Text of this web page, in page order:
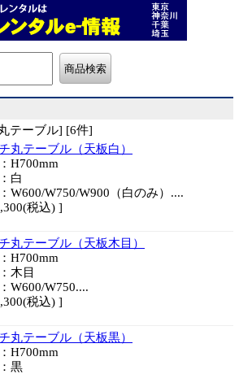
テーブル] [6件]
丸テーブル（天板白）
H700mm
白
W600/W750/W900（白のみ）....
税込) ]
丸テーブル（天板木目）
H700mm
木目
W600/W750....
税込) ]
丸テーブル（天板黒）
H700mm
黒